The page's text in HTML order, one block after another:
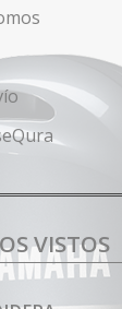
VISTOS